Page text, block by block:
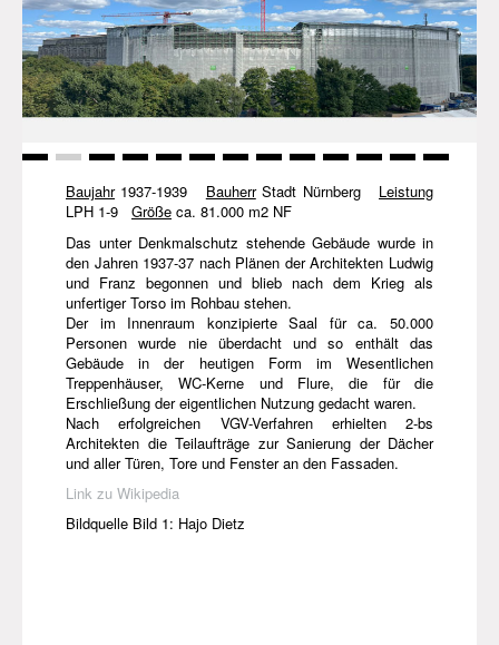
Baujahr1937-1939 BauherrStadt Nürnberg Leistung
LPH 1-9 Größe ca. 81.000 m2 NF
Das unter Denkmalschutz stehende Gebäude wurde in
den Jahren 1937-37 nach Plänen der Architekten Ludwig
und Franz begonnen und blieb nach dem Krieg als
unfertiger Torso im Rohbau stehen.
Der im Innenraum konzipierte Saal für ca. 50.000
Personen wurde nie überdacht und so enthält das
Gebäude in der heutigen Form im Wesentlichen
Treppenhäuser, WC-Kerne und Flure, die für die
Erschließung der eigentlichen Nutzung gedacht waren.
Nach erfolgreichen VGV-Verfahren erhielten 2-bs
Architekten die Teilaufträge zur Sanierung der Dächer
und aller Türen, Tore und Fenster an den Fassaden.
Link zu Wikipedia
Bildquelle Bild 1: Hajo Dietz